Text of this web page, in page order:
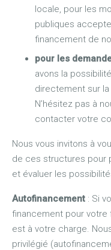
locale, pour les
publiques
financement de
pour les
avons la
directement sur
N’hésitez pas à
contacter votre
Nous vous invitons à
de ces structures pour
et évaluer les
Autofinancement : Si
financement pour votre
est à votre charge.
privilégié